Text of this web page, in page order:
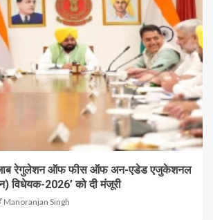
रेगुलेशन ऑफ फीस ऑफ अन-एडेड एजुकेशनल
विधेयक-2026’ को दी मंजूरी
Manoranjan Singh